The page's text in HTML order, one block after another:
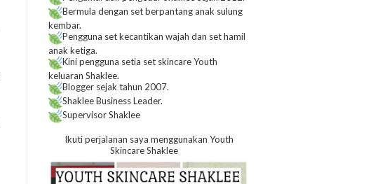
Bermula dengan set berpantang anak sulung
kembar.
Pengguna set kecantikan wajah dan set hamil
anak ketiga.
Kini pengguna setia set skincare Youth
keluaran Shaklee.
Blogger sejak tahun 2007.
Shaklee Business Leader.
Supervisor Shaklee
Ikuti perjalanan saya menggunakan Youth
Skincare Shaklee